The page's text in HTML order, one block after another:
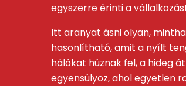
egyszerre érinti a
Itt aranyat ásni olyan,
hasonlítható, amit a nyílt
hálókat húznak fel, a hideg
egyensúlyoz, ahol egyetlen